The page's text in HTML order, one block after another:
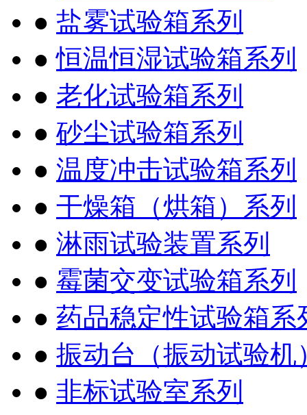
● 盐雾试验箱系列
●恒温恒湿试验箱系列
● 老化试验箱系列
● 砂尘试验箱系列
● 温度冲击试验箱系列
● 干燥箱（烘箱）系列
● 淋雨试验装置系列
● 霉菌交变试验箱系列
● 药品稳定性试验箱系
● 振动台（振动试验机
● 非标试验室系列